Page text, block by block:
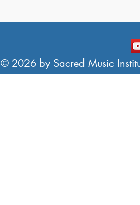
© 2026 by Sacred Music